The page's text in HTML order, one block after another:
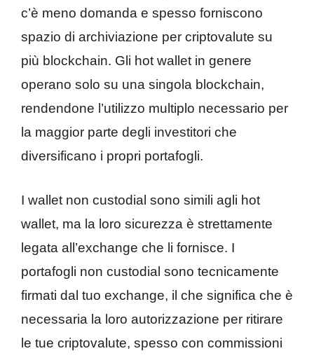
c’è meno domanda e spesso forniscono
spazio di archiviazione per criptovalute su
più blockchain. Gli hot wallet in genere
operano solo su una singola blockchain,
rendendone l’utilizzo multiplo necessario per
la maggior parte degli investitori che
diversificano i propri portafogli.
I wallet non custodial sono simili agli hot
wallet, ma la loro sicurezza è strettamente
legata all’exchange che li fornisce. I
portafogli non custodial sono tecnicamente
firmati dal tuo exchange, il che significa che è
necessaria la loro autorizzazione per ritirare
le tue criptovalute, spesso con commissioni